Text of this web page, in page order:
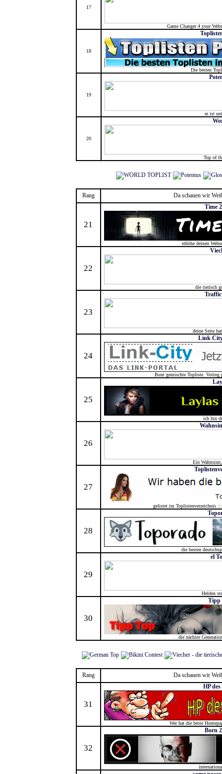
17
Game Changer 4 your
18
Die besten
19
er ist
20
Top of
Rang Da schauen wir
21
Time
erhöhe deinen
22
die tierisch
23
deine Seite
24
Link
Bunt gemischte Topliste. Voting
25
ich bin
26
Ein
27
gelistet im Toplistenverzeichnis
28
die besten
29
el
Helden
30
Tipp
die nächste
Rang Da schauen wir
31
HP des
Wer hat die beste
32
Born